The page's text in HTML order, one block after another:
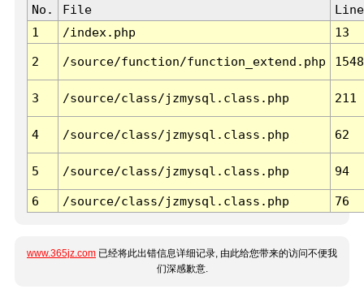
No. File
Line
1
/index.php 13
2 /source/function/function_extend.php 1548
3 /source/class/jzmysql.class.php 211
4 /source/class/jzmysql.class.php 62
5 /source/class/jzmysql.class.php 94
6 /source/class/jzmysql.class.php 76
www.365jz.com 已经将此出错信息详细记录, 由此给您带来的访问不便我
们深感歉意.